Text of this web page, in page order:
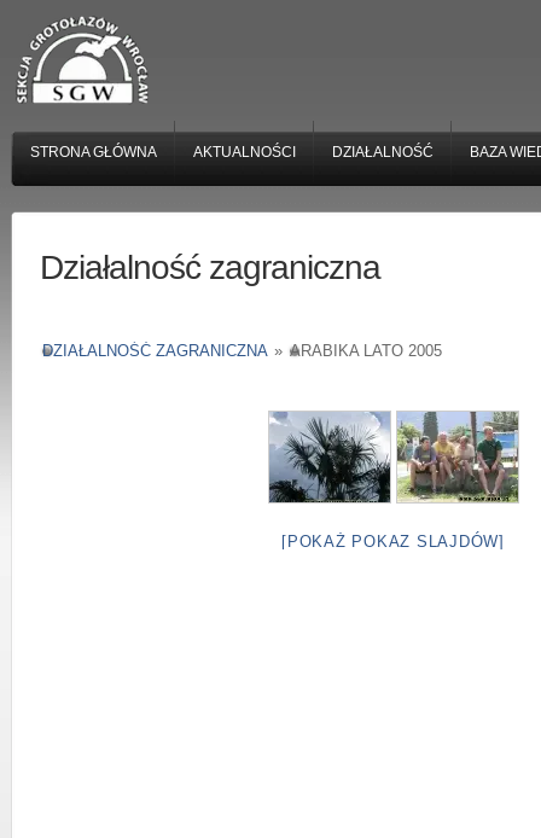
STRONA GŁÓWNA AKTUALNOŚCI DZIAŁALNOŚĆ BAZA
Działalność zagraniczna
DZIAŁALNOŚĆ ZAGRANICZNA » ARABIKA LATO 2005
[POKAŻ POKAZ SLAJDÓW]